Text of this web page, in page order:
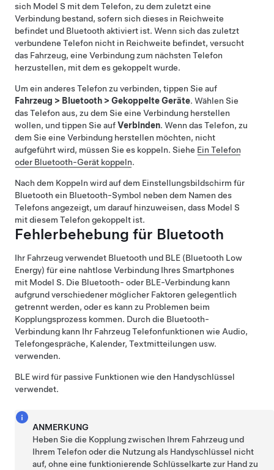
sich Model S mit dem Telefon, zu dem zuletzt eine
Verbindung bestand, sofern sich dieses in Reichweite
befindet und Bluetooth aktiviert ist. Wenn sich das zuletzt
verbundene Telefon nicht in Reichweite befindet, versucht
das Fahrzeug, eine Verbindung zum nächsten Telefon
herzustellen, mit dem es gekoppelt wurde.
Um ein anderes Telefon zu verbinden, tippen Sie auf
Fahrzeug > Bluetooth > Gekoppelte Geräte. Wählen Sie
das Telefon aus, zu dem Sie eine Verbindung herstellen
wollen, und tippen Sie aufVerbinden. Wenn das Telefon, zu
dem Sie eine Verbindung herstellen möchten, nicht
aufgeführt wird, müssen Sie es koppeln. Siehe Ein Telefon
oder Bluetooth-Gerät koppeln.
Nach dem Koppeln wird auf dem Einstellungsbildschirm für
Bluetooth ein Bluetooth-Symbol neben dem Namen des
Telefons angezeigt, um darauf hinzuweisen, dass Model S
mit diesem Telefon gekoppelt ist.
Fehlerbehebung für Bluetooth
Ihr Fahrzeug verwendet Bluetooth und BLE (Bluetooth Low
Energy) für eine nahtlose Verbindung Ihres Smartphones
mit Model S. Die Bluetooth- oder BLE-Verbindung kann
aufgrund verschiedener möglicher Faktoren gelegentlich
getrennt werden, oder es kann zu Problemen beim
Kopplungsprozess kommen. Durch die Bluetooth-
Verbindung kann Ihr Fahrzeug Telefonfunktionen wie Audio,
Telefongespräche, Kalender, Textmitteilungen usw.
verwenden.
BLE wird für passive Funktionen wie den Handyschlüssel
verwendet.
ANMERKUNG
Heben Sie die Kopplung zwischen Ihrem Fahrzeug und
Ihrem Telefon oder die Nutzung als Handyschlüssel nicht
auf, ohne eine funktionierende Schlüsselkarte zur Hand zu